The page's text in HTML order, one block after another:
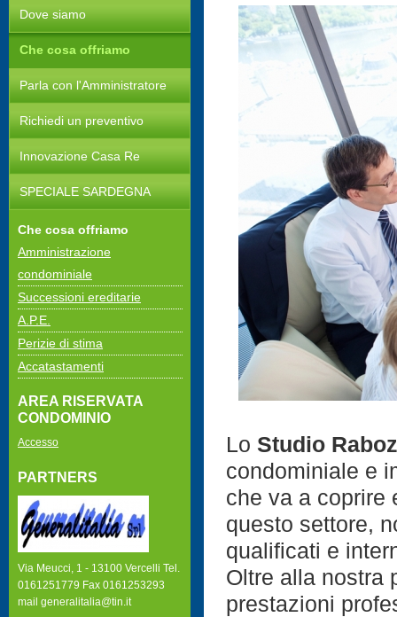
Lo Studio
condominiale e
che va a coprire
questo settore,
qualificati e
Oltre alla nostra
prestazioni
Dove siamo
Che cosa offriamo
Parla con l'Amministratore
Richiedi un preventivo
Innovazione Casa Re
SPECIALE SARDEGNA
Che cosa offriamo
Amministrazione
condominiale
Successioni ereditarie
A.P.E.
Perizie di stima
Accatastamenti
AREA RISERVATA
CONDOMINIO
Accesso
PARTNERS
Via Meucci, 1 - 13100 Vercelli Tel.
0161251779 Fax 0161253293
mail generalitalia@tin.it